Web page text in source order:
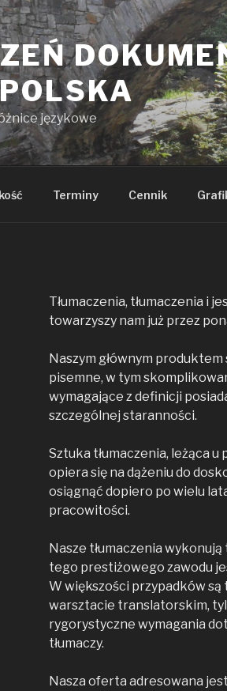
językowe
Terminy Cennik
Tłumaczenia, tłumaczenia i
towarzyszy nam już przez
Naszym głównym produktem
pisemne, w tym
wymagające z definicji
szczególnej staranności.
Sztuka tłumaczenia, leżąca
opiera się na dążeniu do
osiągnąć dopiero po wielu
pracowitości.
Nasze tłumaczenia
tego prestiżowego zawodu
W większości przypadków
warsztacie translatorskim,
rygorystyczne wymagania
tłumaczy.
Nasza oferta adresowana